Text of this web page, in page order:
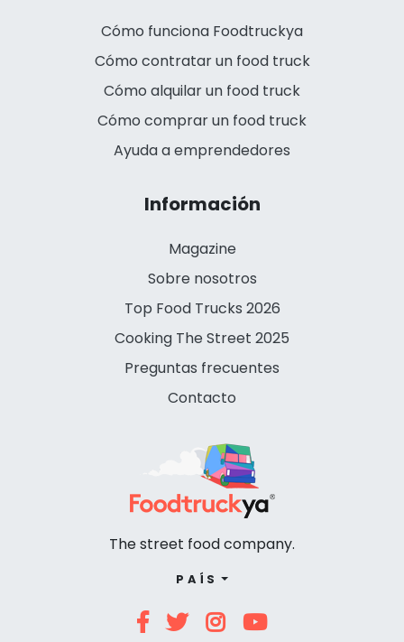
Cómo funciona Foodtruckya
Cómo contratar un food truck
Cómo alquilar un food truck
Cómo comprar un food truck
Ayuda a emprendedores
Información
Magazine
Sobre nosotros
Top Food Trucks 2026
Cooking The Street 2025
Preguntas frecuentes
Contacto
The street food company.
PAÍS